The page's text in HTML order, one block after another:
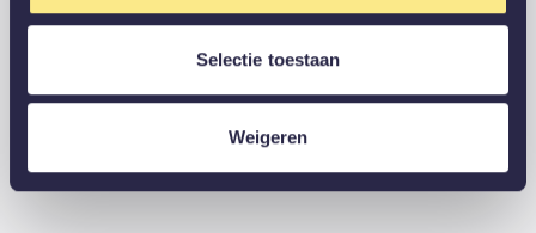
Selectie toestaan
Weigeren